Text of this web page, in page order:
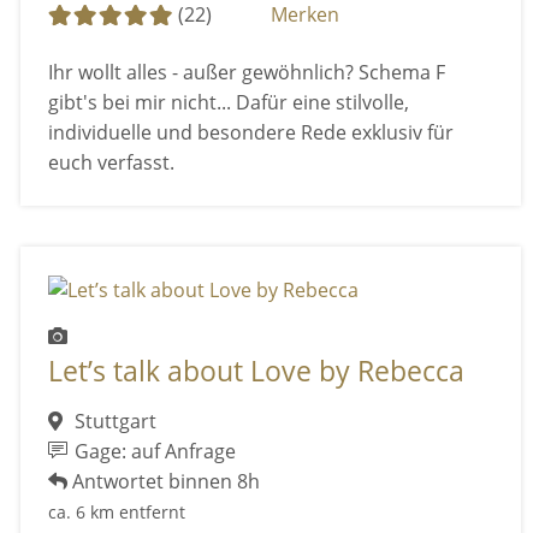
(22)
Merken
Ihr wollt alles - außer gewöhnlich? Schema F
gibt's bei mir nicht... Dafür eine stilvolle,
individuelle und besondere Rede exklusiv für
euch verfasst.
Let’s talk about Love by Rebecca
Stuttgart
Gage: auf Anfrage
Antwortet binnen 8h
ca. 6 km entfernt